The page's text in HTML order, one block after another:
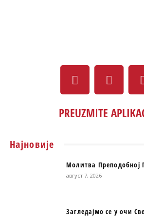
PREUZMITE
Најновије
Молитва Преподобној
август 7, 2026
Загледајмо се у очи